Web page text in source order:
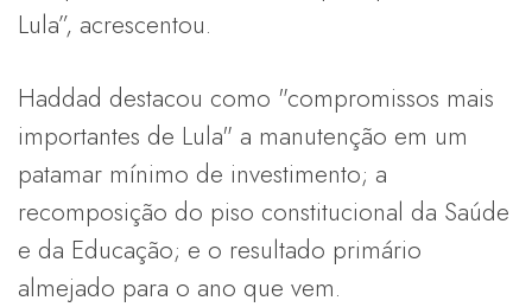
Lula”, acrescentou.
Haddad destacou como "compromissos mais
importantes de Lula" a manutenção em um
patamar mínimo de investimento; a
recomposição do piso constitucional da Saúde
e da Educação; e o resultado primário
almejado para o ano que vem.